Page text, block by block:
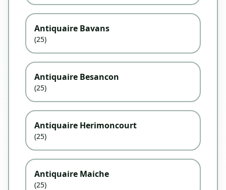
Antiquaire Bavans
(25)
Antiquaire Besancon
(25)
Antiquaire Herimoncourt
(25)
Antiquaire Maiche
(25)